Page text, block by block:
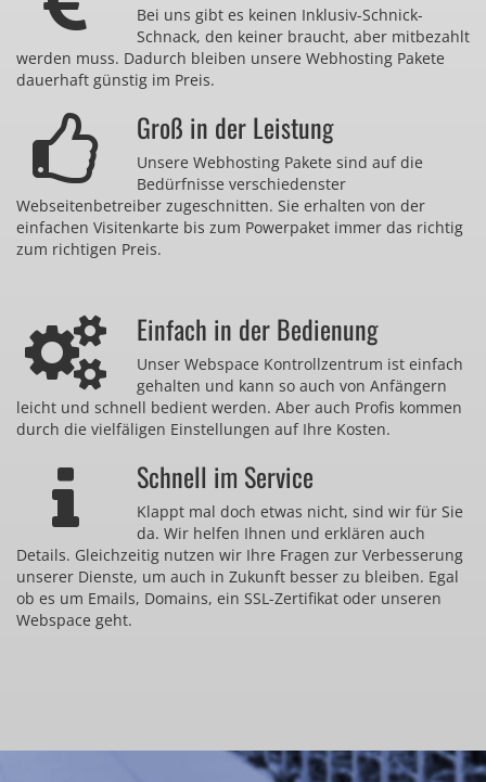
Bei uns gibt es keinen Inklusiv-Schnick-
Schnack, den keiner braucht, aber mitbezahlt
werden muss. Dadurch bleiben unsere Webhosting Pakete
dauerhaft günstig im Preis.
Groß in der Leistung
Unsere Webhosting Pakete sind auf die
Bedürfnisse verschiedenster
Webseitenbetreiber zugeschnitten. Sie erhalten von der
einfachen Visitenkarte bis zum Powerpaket immer das richtig
zum richtigen Preis.
Einfach in der Bedienung
Unser Webspace Kontrollzentrum ist einfach
gehalten und kann so auch von Anfängern
leicht und schnell bedient werden. Aber auch Profis kommen
durch die vielfäligen Einstellungen auf Ihre Kosten.
Schnell im Service
Klappt mal doch etwas nicht, sind wir für Sie
da. Wir helfen Ihnen und erklären auch
Details. Gleichzeitig nutzen wir Ihre Fragen zur Verbesserung
unserer Dienste, um auch in Zukunft besser zu bleiben. Egal
ob es um Emails, Domains, ein SSL-Zertifikat oder unseren
Webspace geht.